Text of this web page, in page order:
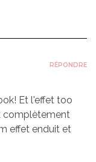
Et l'effet too
complètement
effet enduit et
RÉPONDRE